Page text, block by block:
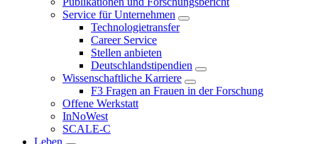
Service für Unternehmen
Technologietransfer
Career Service
Stellen anbieten
Deutschlandstipendien
Wissenschaftliche Karriere
F3 Fragen an Frauen in der Forschung
Offene Werkstatt
InNoWest
SCALE-C
Leben